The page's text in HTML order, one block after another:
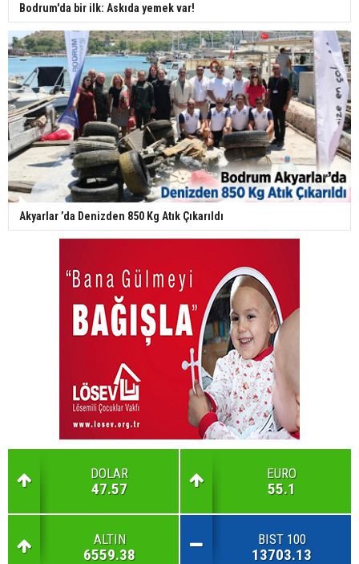
Bodrum'da bir ilk: Askıda yemek var!
Akyarlar ’da Denizden 850 Kg Atık Çıkarıldı
DOLAR
47.57
EURO
55.1
ALTIN
6559.38
BIST 100
13703.13